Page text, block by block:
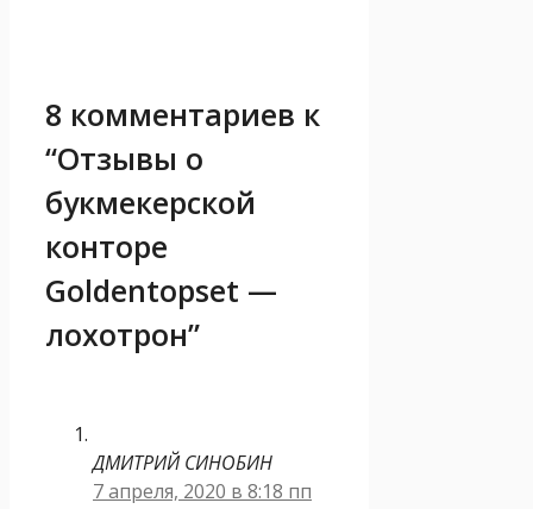
8 комментариев к
“Отзывы о
букмекерской
конторе
Goldentopset —
лохотрон”
ДМИТРИЙ СИНОБИН
7 апреля, 2020 в 8:18 пп